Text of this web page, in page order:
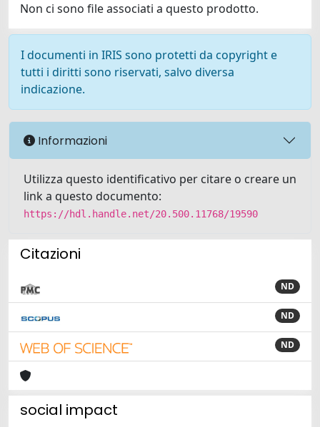
Non ci sono file associati a questo prodotto.
I documenti in IRIS sono protetti da copyright e
tutti i diritti sono riservati, salvo diversa
indicazione.
Informazioni
Utilizza questo identificativo per citare o creare un
link a questo documento:
https://hdl.handle.net/20.500.11768/19590
Citazioni
ND
ND
ND
social impact